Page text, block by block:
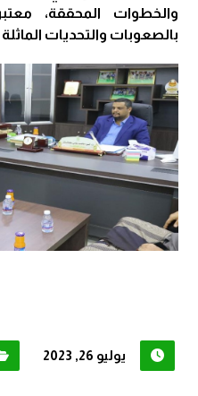
والخطوات المحققة،
بالصعوبات والتحديات
يوليو 26, 2023